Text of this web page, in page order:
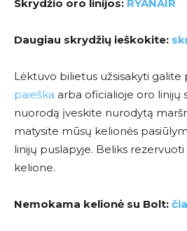
Skrydžio oro linijos: RYANAIR
Daugiau skrydžių ieškokite:
Lėktuvo bilietus užsisakyti galite
paieška arba oficialioje oro linijų
nuorodą įveskite nurodytą
matysite mūsų kelionės
linijų puslapyje. Beliks rezervuoti
kelione.
Nemokama kelionė su Bolt: čia